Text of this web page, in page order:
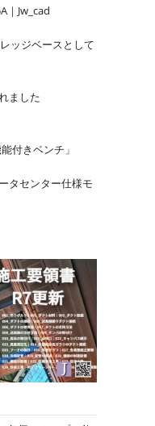
ル
｜Jw_cad
ッジベースとして
ました
付きベンチ」
タセンター仕様モ